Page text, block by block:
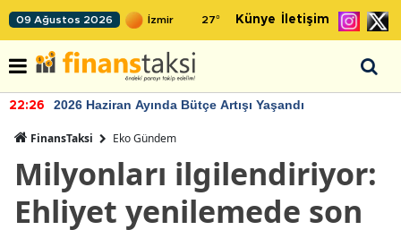
09 Ağustos 2026 27° Künye İletişim
22:26 2026 Haziran Ayında Bütçe Artışı Yaşandı
FinansTaksi Eko Gündem
Milyonları ilgilendiriyor:
Ehliyet yenilemede son